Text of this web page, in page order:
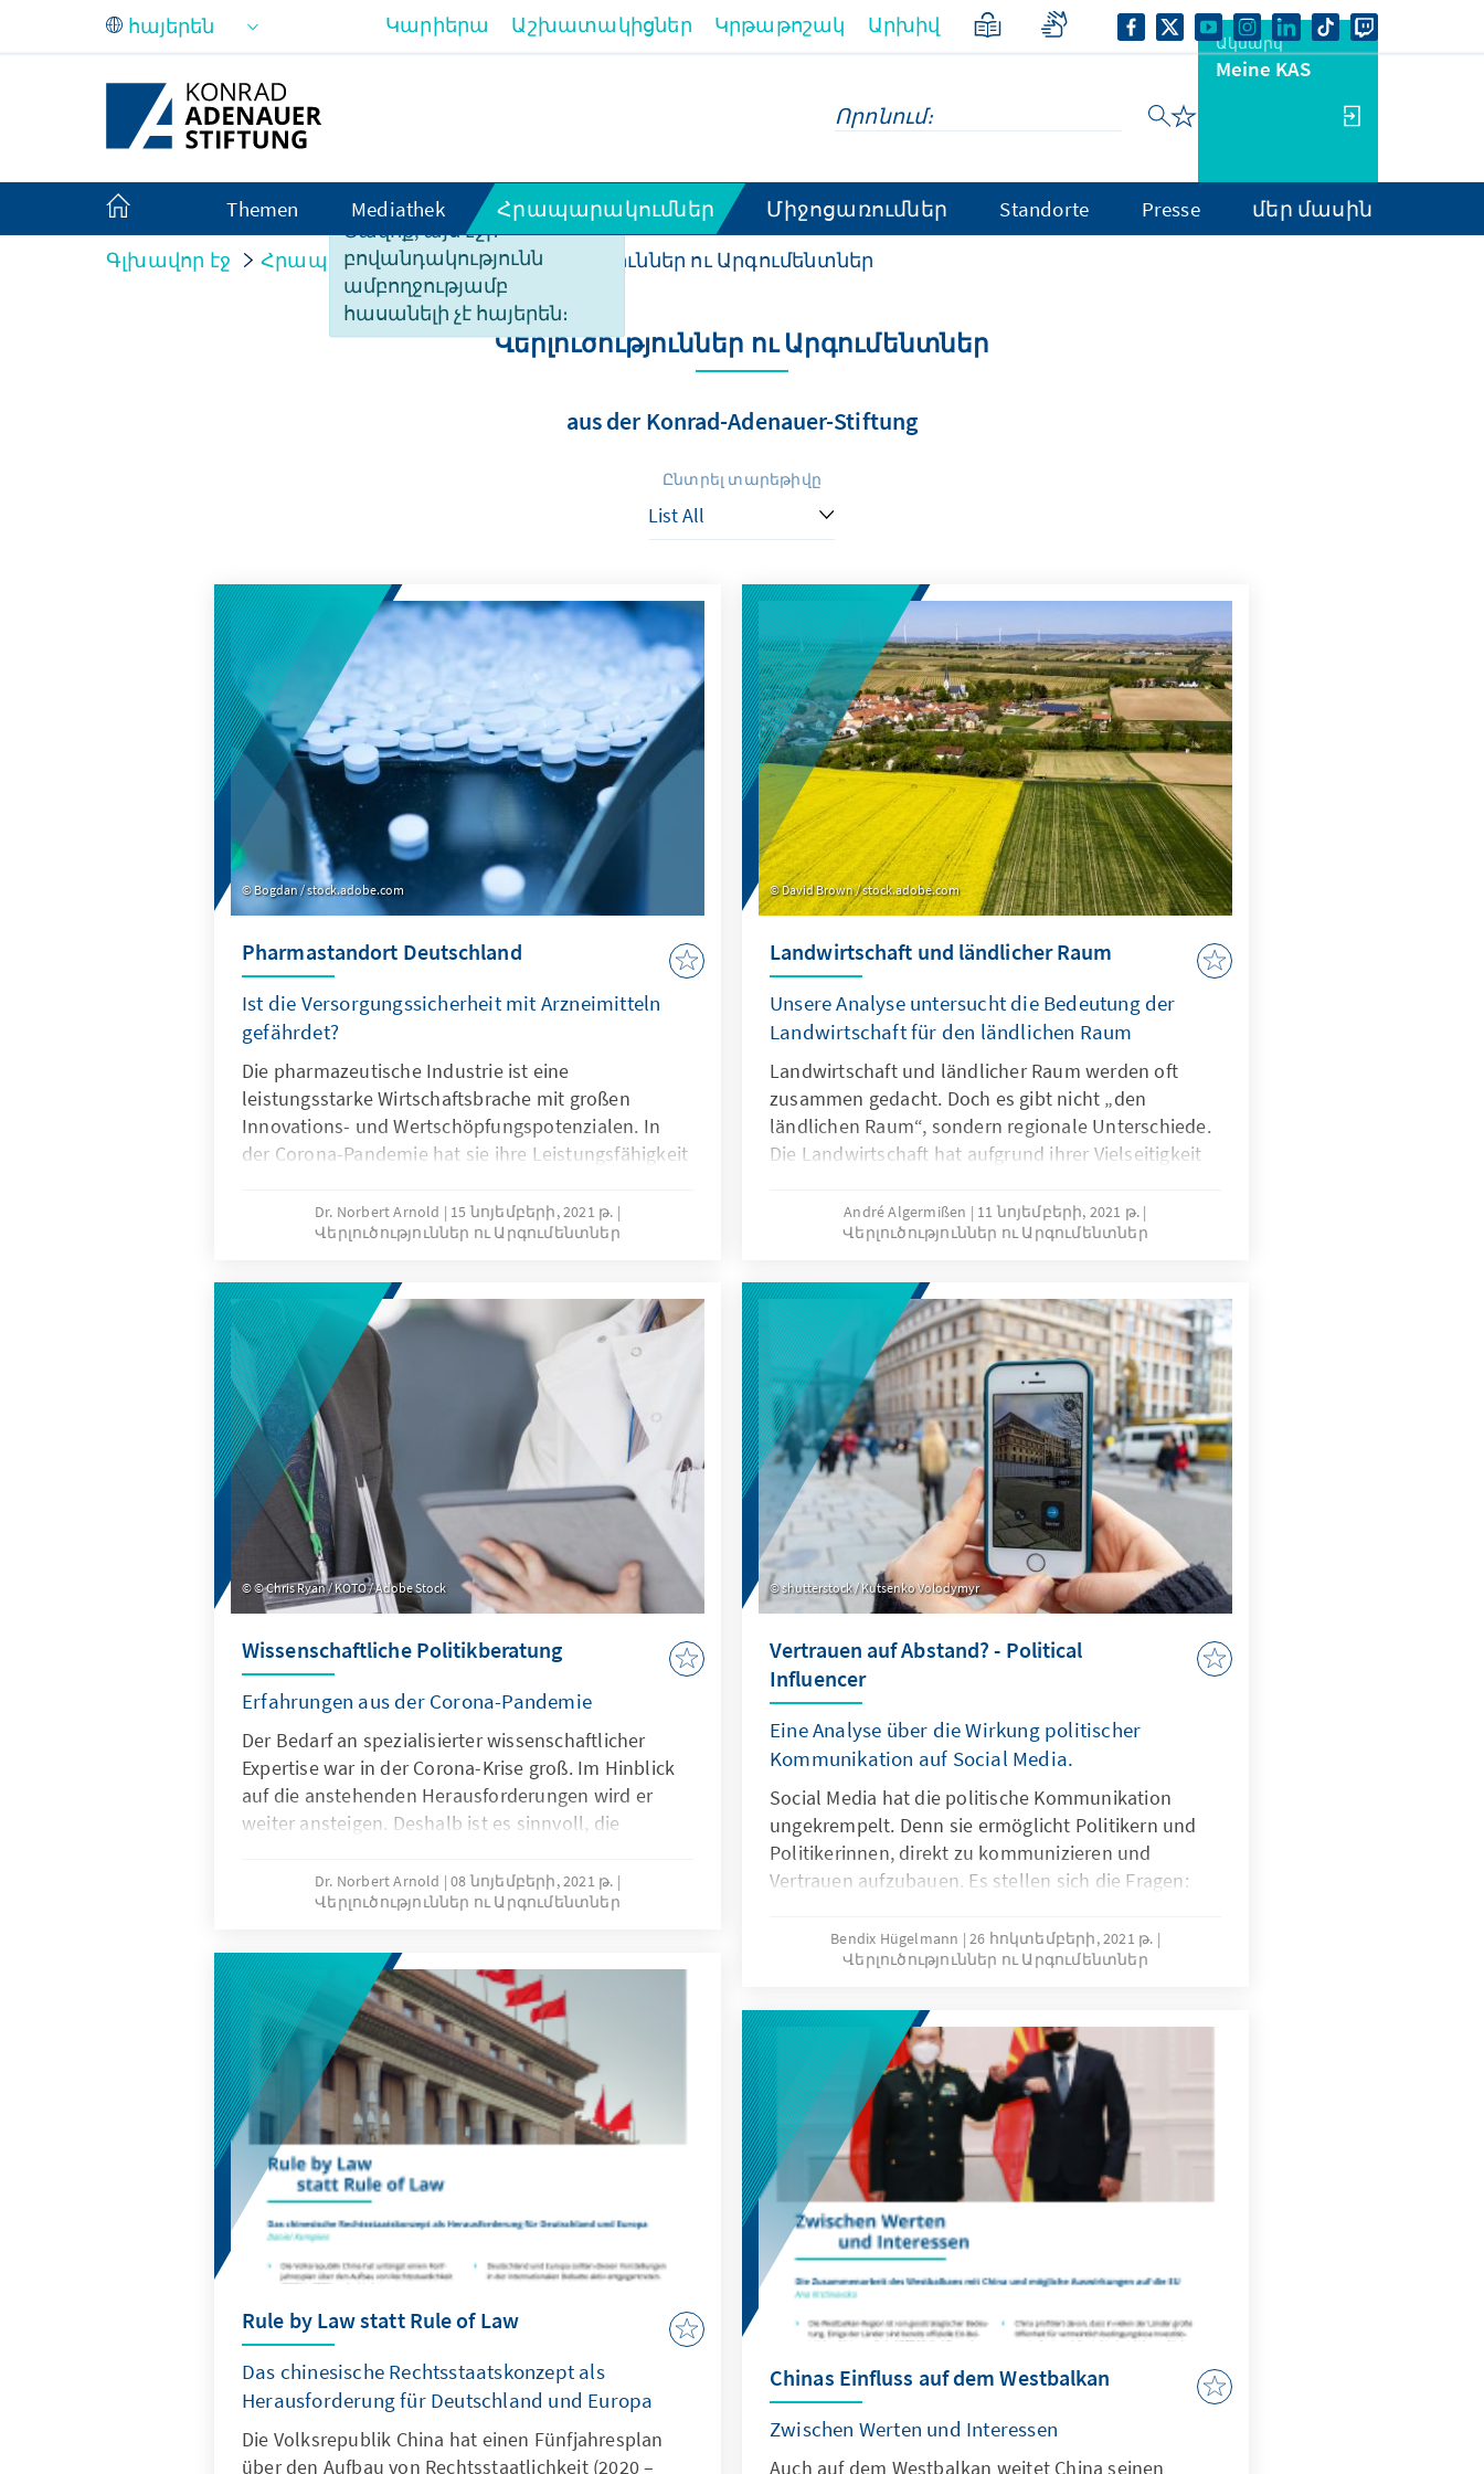
Skip to Main Content
Ցավոք, այս էջի
բովանդակությունն
ամբողջությամբ
հասանելի չէ հայերեն։
Կարիերա Աշխատակիցներ Կրթաթոշակ Արխիվ
Ակնարկ
Meine KAS
Themen Mediathek Հրապարակումներ Միջոցառումներ Standorte Presse մեր մասին
Գլխավոր էջ Հրապարակումներ Վերլուծություններ ու Արգումենտներ
Վերլուծություններ ու Արգումենտներ
aus der Konrad-Adenauer-Stiftung
Ընտրել տարեթիվը
Bogdan / stock.adobe.com
Pharmastandort Deutschland
Ist die Versorgungssicherheit mit Arzneimitteln
gefährdet?
Die pharmazeutische Industrie ist eine
leistungsstarke Wirtschaftsbrache mit großen
Innovations- und Wertschöpfungspotenzialen. In
der Corona-Pandemie hat sie ihre Leistungsfähigkeit
Vernetzung kommt es immer wieder zu Engpässen.
Wie abhängig ist die Pharmaindustrie in
Dr. Norbert Arnold
15 նոյեմբերի, 2021 թ.
Վերլուծություններ ու Արգումենտներ
David Brown / stock.adobe.com
Landwirtschaft und ländlicher Raum
Unsere Analyse untersucht die Bedeutung der
Landwirtschaft für den ländlichen Raum
Landwirtschaft und ländlicher Raum werden oft
zusammen gedacht. Doch es gibt nicht „den
ländlichen Raum“, sondern regionale Unterschiede.
Die Landwirtschaft hat aufgrund ihrer Vielseitigkeit
ländlichen Raum. Wie diese Vielseitigkeit aussieht
und wie sie sich in den Förderinstrumenten
konkrete politische Handlungsempfehlungen.
André Algermißen
11 նոյեմբերի, 2021 թ.
Վերլուծություններ ու Արգումենտներ
© Chris Ryan / KOTO / Adobe Stock
Wissenschaftliche Politikberatung
Erfahrungen aus der Corona-Pandemie
Der Bedarf an spezialisierter wissenschaftlicher
Expertise war in der Corona-Krise groß. Im Hinblick
auf die anstehenden Herausforderungen wird er
weiter ansteigen. Deshalb ist es sinnvoll, die
die Verbesserungen der wissenschaftlichen
Politikberatung heranzuziehen. Unsere Analyse
Dr. Norbert Arnold
08 նոյեմբերի, 2021 թ.
Վերլուծություններ ու Արգումենտներ
shutterstock / Kutsenko Volodymyr
Vertrauen auf Abstand? - Political
Influencer
Eine Analyse über die Wirkung politischer
Kommunikation auf Social Media.
Social Media hat die politische Kommunikation
ungekrempelt. Denn sie ermöglicht Politikern und
Politikerinnen, direkt zu kommunizieren und
Vertrauen aufzubauen. Es stellen sich die Fragen:
potenziellen Wählerinnen und Wähler? Ist davon
auszugehen, dass sich diese neue Art der
und Listenaufstellungen auswirkt? Und geht
zukünftig ein politisches Amt automatisch mit
politischem Influencer-Dasein einher?
Bendix Hügelmann
26 հոկտեմբերի, 2021 թ.
Վերլուծություններ ու Արգումենտներ
Rule by Law statt Rule of Law
Das chinesische Rechtsstaatskonzept als
Herausforderung für Deutschland und Europa
Die Volksrepublik China hat einen Fünfjahresplan
über den Aufbau von Rechtsstaatlichkeit (2020 –
Chinas Einfluss auf dem Westbalkan
Zwischen Werten und Interessen
Auch auf dem Westbalkan weitet China seinen